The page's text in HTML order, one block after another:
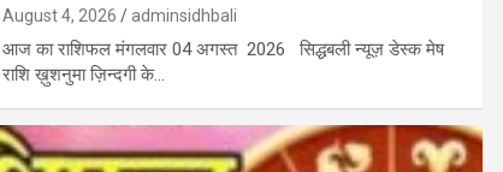
August 4, 2026 adminsidhbali
आज का राशिफल मंगलवार 04 अगस्त 2026 सिद्धबली न्यूज़ डेस्क मेष
राशि ख़ुशनुमा ज़िन्दगी के…